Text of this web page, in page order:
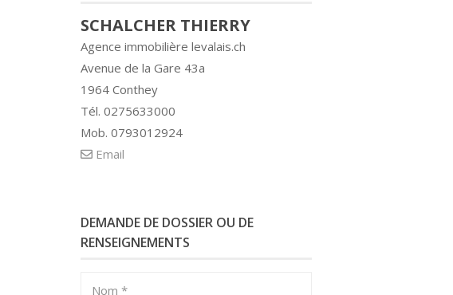
SCHALCHER THIERRY
Agence immobilière levalais.ch
Avenue de la Gare 43a
1964 Conthey
Tél. 0275633000
Mob. 0793012924
Email
DEMANDE DE DOSSIER OU DE
RENSEIGNEMENTS